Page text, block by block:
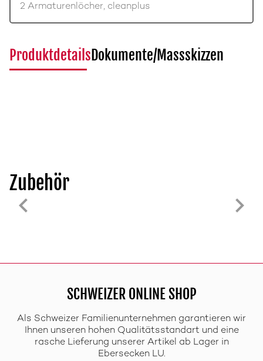
2 Armaturenlöcher, cleanplus
ProduktdetailsDokumente/Massskizzen
Zubehör
SCHWEIZER ONLINE SHOP
Als Schweizer Familienunternehmen garantieren wir
Ihnen unseren hohen Qualitätsstandart und eine
rasche Lieferung unserer Artikel ab Lager in
Ebersecken LU.